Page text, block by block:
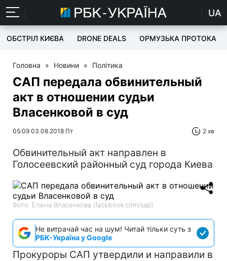
UA
ОБСТРІЛ КИЄВА DRONE DEALS ОРМУЗЬКА ПРОТОКА
Головна » Новини » Політика
САП передала обвинительный
акт в отношении судьи
Власенковой в суд
05:09 03.08.2018 Пт 2 хв
Обвинительный акт направлен в
Голосеевский районный суд города Киева
Фото: Елена Власенкова (facebook.com/sap)
Не витрачай час на шум! Читай тільки суть з
РБК-Україна у Google
Прокуроры САП утвердили и направили в